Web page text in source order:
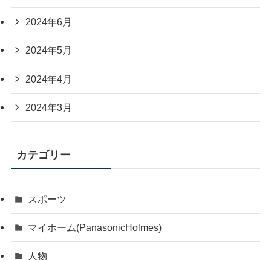
2024年6月
2024年5月
2024年4月
2024年3月
カテゴリー
スポーツ
マイホーム(PanasonicHolmes)
人物